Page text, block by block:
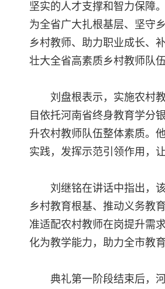
坚实的人才支撑和智力保障
为全省广大扎根基层、坚守
乡村教师、助力职业成长、
壮大全省高素质乡村教师队
刘盘根表示，实施农村
目依托河南省终身教育学分
升农村教师队伍整体素质。
实践，发挥示范引领作用，
刘继铭在讲话中指出，
乡村教育根基、推动义务教
准适配农村教师在岗提升需
化为教学能力，助力全市教
典礼第一阶段结束后，